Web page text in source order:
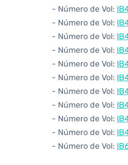
- Número de Vol:
- Número de Vol:
- Número de Vol:
- Número de Vol:
- Número de Vol:
- Número de Vol:
- Número de Vol:
- Número de Vol:
- Número de Vol:
- Número de Vol:
- Número de Vol: